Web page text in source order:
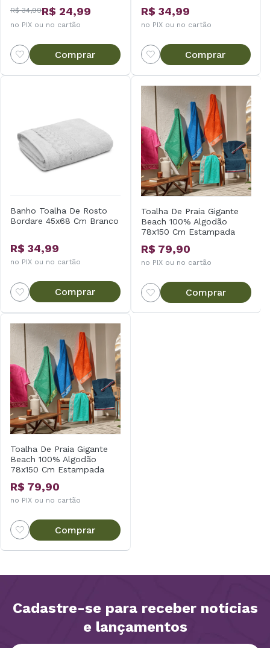
R$ 34,99R$ 24,99
no PIX ou no cartão
Comprar
R$ 34,99
no PIX ou no cartão
Comprar
Banho Toalha De Rosto
Bordare 45x68 Cm Branco
R$ 34,99
no PIX ou no cartão
Comprar
Toalha De Praia Gigante
Beach 100% Algodão
78x150 Cm Estampada
R$ 79,90
no PIX ou no cartão
Comprar
Toalha De Praia Gigante
Beach 100% Algodão
78x150 Cm Estampada
R$ 79,90
no PIX ou no cartão
Comprar
Cadastre-se para receber notícias
e lançamentos